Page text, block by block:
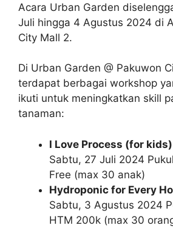
Acara Urban Garden
Juli hingga 4 Agustus 2024 di
City Mall 2.
Di Urban Garden @ Pakuwon
terdapat berbagai workshop
ikuti untuk meningkatkan skill
tanaman:
I Love Process (for kids)
Sabtu, 27 Juli 2024
Free (max 30 anak)
Hydroponic for Every
Sabtu, 3 Agustus 2024
HTM 200k (max 30